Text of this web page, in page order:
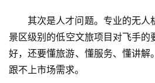
其次是人才问题。专业的无人
景区级别的低空文旅项目对飞手
好，还要懂旅游、懂服务、懂讲解
跟不上市场需求。